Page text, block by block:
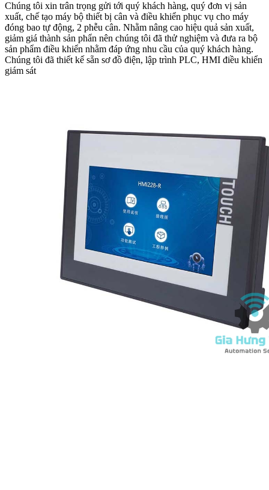
Chúng tôi xin trân trọng gửi tới quý khách hàng, quý đơn vị sản
xuất, chế tạo máy bộ thiết bị cân và điều khiển phục vụ cho máy
đóng bao tự động, 2 phễu cân. Nhằm nâng cao hiệu quả sản xuất,
giảm giá thành sản phẩn nên chúng tôi đã thử nghiệm và đưa ra bộ
sản phẩm điều khiển nhằm đáp ứng nhu cầu của quý khách hàng.
Chúng tôi đã thiết kế sẵn sơ đồ điện, lập trình PLC, HMI điều khiển
giám sát